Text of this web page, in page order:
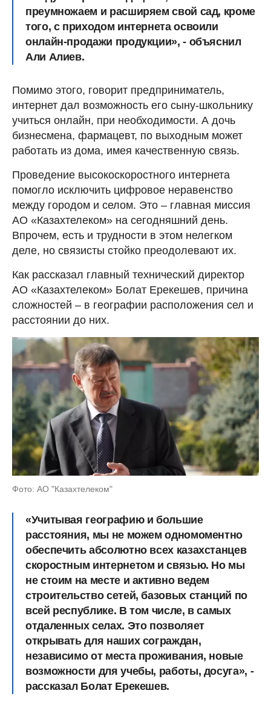
преумножаем и расширяем свой сад, кроме
того, с приходом интернета освоили
онлайн-продажи продукции», - объяснил
Али Алиев.
Помимо этого, говорит предприниматель,
интернет дал возможность его сыну-школьнику
учиться онлайн, при необходимости. А дочь
бизнесмена, фармацевт, по выходным может
работать из дома, имея качественную связь.
Проведение высокоскоростного интернета
помогло исключить цифровое неравенство
между городом и селом. Это – главная миссия
АО «Казахтелеком» на сегодняшний день.
Впрочем, есть и трудности в этом нелегком
деле, но связисты стойко преодолевают их.
Как рассказал главный технический директор
АО «Казахтелеком» Болат Ерекешев, причина
сложностей – в географии расположения сел и
расстоянии до них.
Фото: АО "Казахтелеком"
«Учитывая географию и большие
расстояния, мы не можем одномоментно
обеспечить абсолютно всех казахстанцев
скоростным интернетом и связью. Но мы
не стоим на месте и активно ведем
строительство сетей, базовых станций по
всей республике. В том числе, в самых
отдаленных селах. Это позволяет
открывать для наших сограждан,
независимо от места проживания, новые
возможности для учебы, работы, досуга», -
рассказал Болат Ерекешев.